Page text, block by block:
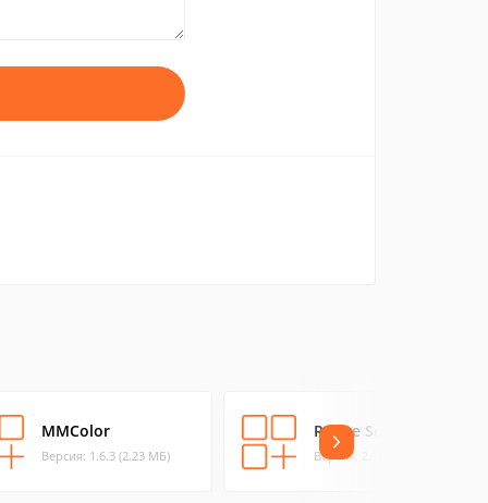
MMColor
Версия: 1.6.3 (2.23 МБ)
Resize Sense
Версия: 2.1.4 (10.27 МБ)